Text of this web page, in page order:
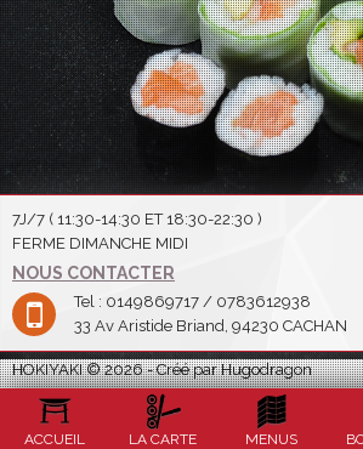
7J/7 ( 11:30-14:30 ET 18:30-22:30 )
FERME DIMANCHE MIDI
NOUS CONTACTER
Tel : 0149869717 / 0783612938
33 Av Aristide Briand, 94230 CACHAN
HOKIYAKI © 2026 - Créé par Hugodragon
ACCUEIL LA CARTE MENUS